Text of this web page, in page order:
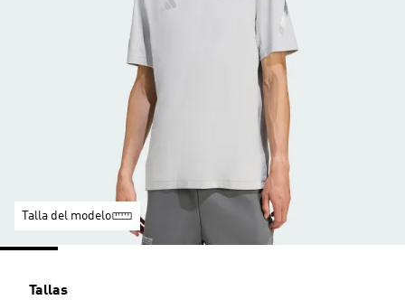
Talla del modelo
Tallas